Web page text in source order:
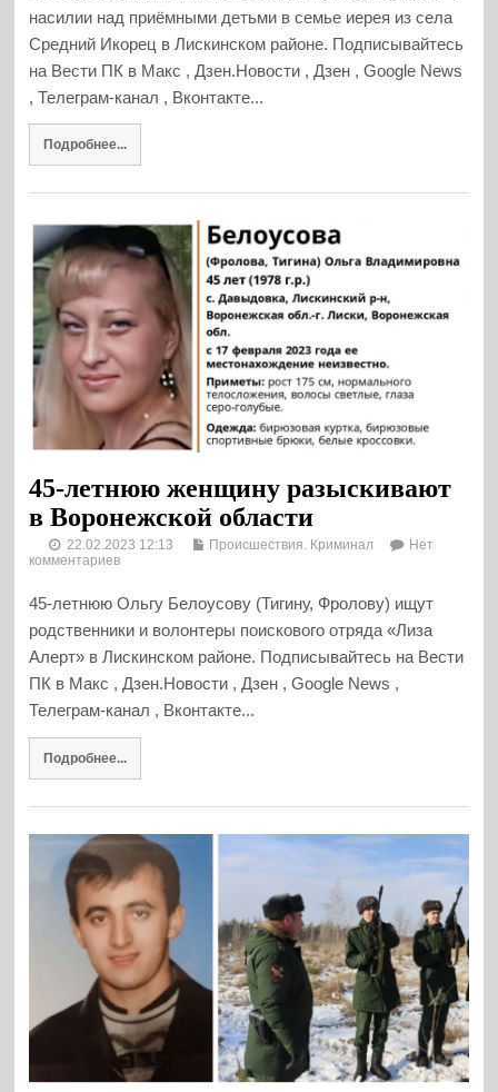
насилии над приёмными детьми в семье иерея из села
Средний Икорец в Лискинском районе. Подписывайтесь
на Вести ПК в Макс , Дзен.Новости , Дзен , Google News
, Телеграм-канал , Вконтакте...
Подробнее...
45-летнюю женщину разыскивают
в Воронежской области
22.02.2023 12:13 Происшествия. Криминал
Нет
комментариев
45-летнюю Ольгу Белоусову (Тигину, Фролову) ищут
родственники и волонтеры поискового отряда «Лиза
Алерт» в Лискинском районе. Подписывайтесь на Вести
ПК в Макс , Дзен.Новости , Дзен , Google News ,
Телеграм-канал , Вконтакте...
Подробнее...